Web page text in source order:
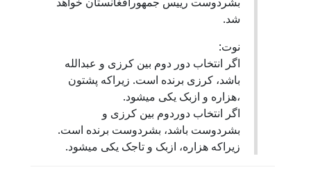
شد.
نوت:
اگر انتخاب دور دوم بین کرزی و عبدالله
باشد، کرزی برنده است. زیراکه پشتون
،هزاره و ازبک یکی میشود.
اگر انتخاب دوردوم بین کرزی و
بشردوست باشد، بشردوست برنده است.
زیراکه هزاره، ازبک و تاجک یکی میشود.